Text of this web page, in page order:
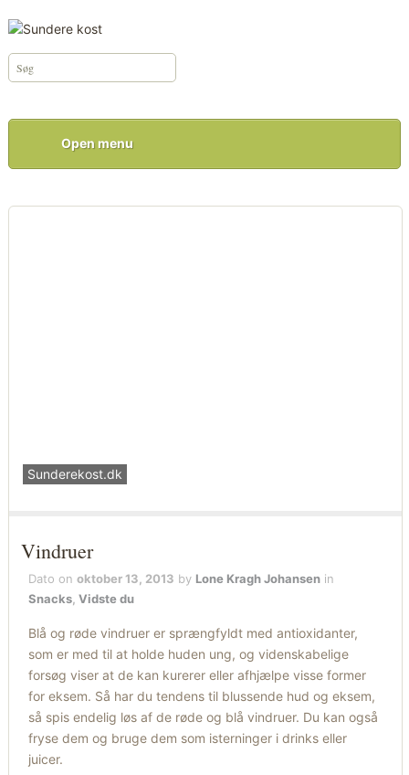
Open menu
Sunderekost.dk
Vindruer
Dato onoktober 13, 2013 by Lone Kragh Johansen in
Snacks ,Vidste du
Blå og røde vindruer er sprængfyldt med antioxidanter,
som er med til at holde huden ung, og videnskabelige
forsøg viser at de kan kurerer eller afhjælpe visse former
for eksem. Så har du tendens til blussende hud og eksem,
så spis endelig løs af de røde og blå vindruer. Du kan også
fryse dem og bruge dem som isterninger i drinks eller
juicer.